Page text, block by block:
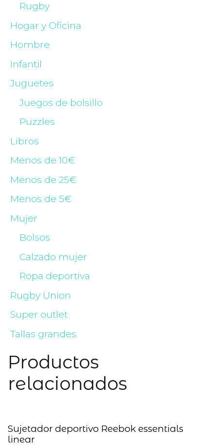
Rugby
Hogar y Oficina
Hombre
Infantil
Juguetes
Juegos de bolsillo
Puzzles
Libros
Menos de 10€
Menos de 25€
Menos de 5€
Mujer
Bolsos
Calzado mujer
Ropa deportiva
Rugby Union
Super outlet
Tallas grandes
Productos
relacionados
Sujetador deportivo Reebok essentials
linear
producto
tiene